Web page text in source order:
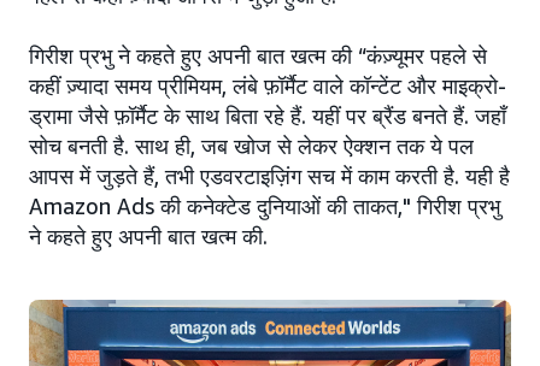
गिरीश प्रभु ने कहते हुए अपनी बात खत्म की “कंज़्यूमर पहले से
कहीं ज़्यादा समय प्रीमियम, लंबे फ़ॉर्मैट वाले कॉन्टेंट और माइक्रो-
ड्रामा जैसे फ़ॉर्मैट के साथ बिता रहे हैं. यहीं पर ब्रैंड बनते हैं. जहाँ
सोच बनती है. साथ ही, जब खोज से लेकर ऐक्शन तक ये पल
आपस में जुड़ते हैं, तभी एडवरटाइज़िंग सच में काम करती है. यही है
Amazon Ads की कनेक्टेड दुनियाओं की ताकत," गिरीश प्रभु
ने कहते हुए अपनी बात खत्म की.